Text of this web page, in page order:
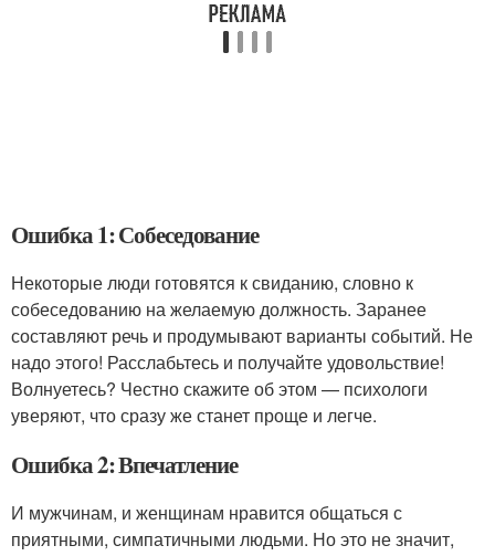
Ошибка 1: Собеседование
Некоторые люди готовятся к свиданию, словно к
собеседованию на желаемую должность. Заранее
составляют речь и продумывают варианты событий. Не
надо этого! Расслабьтесь и получайте удовольствие!
Волнуетесь? Честно скажите об этом — психологи
уверяют, что сразу же станет проще и легче.
Ошибка 2: Впечатление
И мужчинам, и женщинам нравится общаться с
приятными, симпатичными людьми. Но это не значит,